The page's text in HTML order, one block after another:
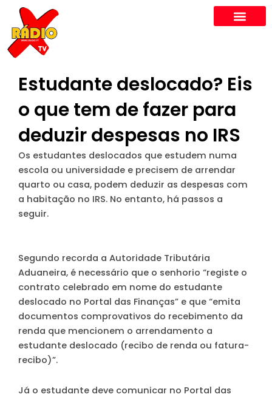
content
Estudante deslocado? Eis
o que tem de fazer para
deduzir despesas no IRS
Os estudantes deslocados que estudem numa
escola ou universidade e precisem de arrendar
quarto ou casa, podem deduzir as despesas com
a habitação no IRS. No entanto, há passos a
seguir.
Segundo recorda a Autoridade Tributária
Aduaneira, é necessário que o senhorio “registe o
contrato celebrado em nome do estudante
deslocado no Portal das Finanças” e que “emita
documentos comprovativos do recebimento da
renda que mencionem o arrendamento a
estudante deslocado (recibo de renda ou fatura-
recibo)”.
Já o estudante deve comunicar no Portal das